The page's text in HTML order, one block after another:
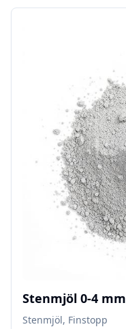
Stenmjöl 0-4 mm
Stenmjöl, Finstopp